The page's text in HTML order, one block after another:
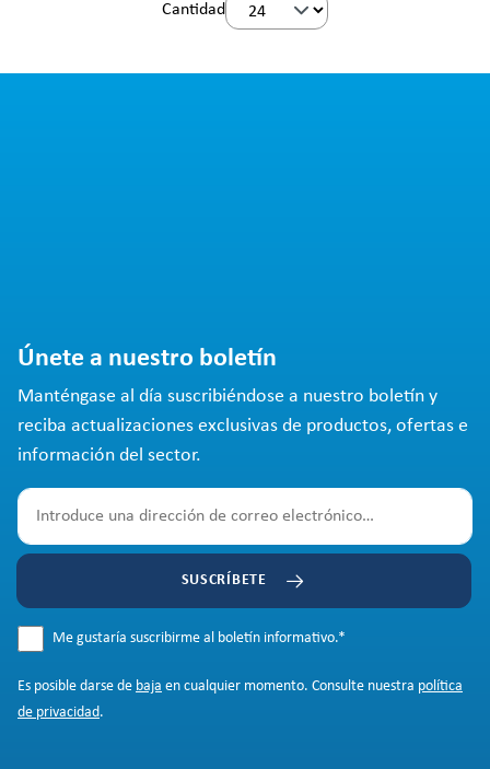
Cantidad
Únete a nuestro boletín
Manténgase al día suscribiéndose a nuestro boletín y
reciba actualizaciones exclusivas de productos, ofertas e
información del sector.
SUSCRÍBETE
Me gustaría suscribirme al boletín informativo.*
Es posible darse de baja en cualquier momento. Consulte nuestra política
de privacidad.